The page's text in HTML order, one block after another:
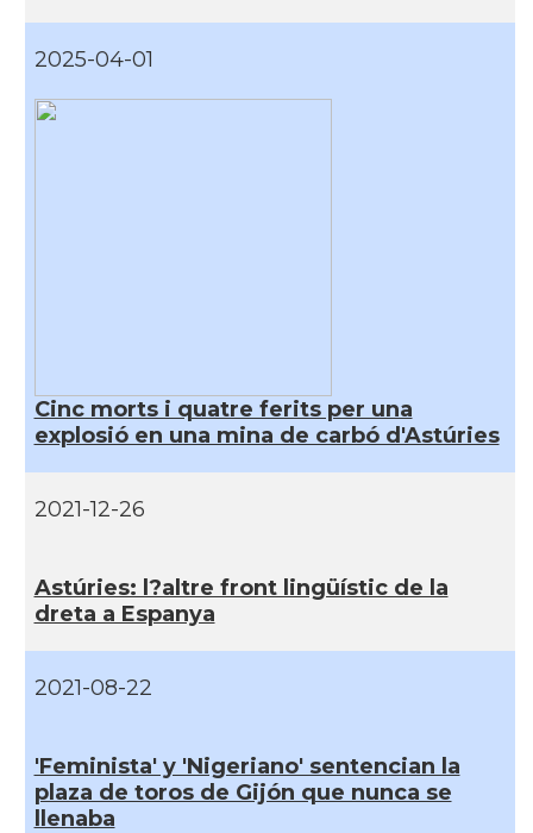
2025-04-01
Cinc morts i quatre ferits per una
explosió en una mina de carbó d'Astúries
2021-12-26
Astúries: l?altre front lingüí­stic de la
dreta a Espanya
2021-08-22
'Feminista' y 'Nigeriano' sentencian la
plaza de toros de Gijón que nunca se
llenaba